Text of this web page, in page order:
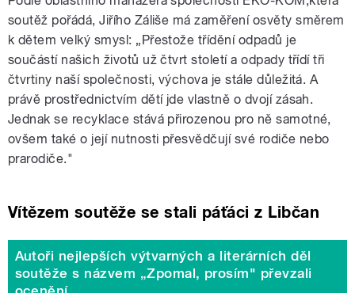
soutěž pořádá, Jiřího Záliše má zaměření osvěty směrem
k dětem velký smysl: „Přestože třídění odpadů je
součástí našich životů už čtvrt století a odpady třídí tři
čtvrtiny naší společnosti, výchova je stále důležitá. A
právě prostřednictvím dětí jde vlastně o dvojí zásah.
Jednak se recyklace stává přirozenou pro ně samotné,
ovšem také o její nutnosti přesvědčují své rodiče nebo
prarodiče."
Vítězem soutěže se stali páťáci z Libčan
Autoři nejlepších výtvarných a literárních děl
soutěže s názvem „Zpomal, prosím" převzali